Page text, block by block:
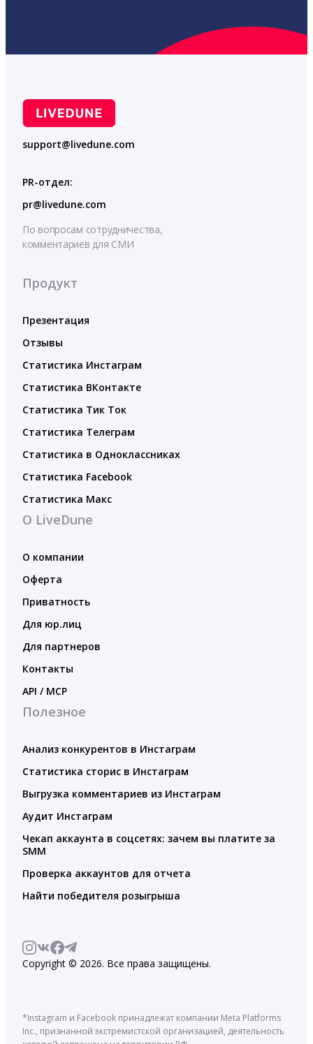
support@livedune.com
PR-отдел:
pr@livedune.com
По вопросам сотрудничества,
комментариев для СМИ
Продукт
Презентация
Отзывы
Статистика Инстаграм
Статистика ВКонтакте
Статистика Тик Ток
Статистика Телеграм
Статистика в Одноклассниках
Статистика Facebook
Статистика Макс
О LiveDune
О компании
Оферта
Приватность
Для юр.лиц
Для партнеров
Контакты
API / MCP
Полезное
Анализ конкурентов в Инстаграм
Статистика сторис в Инстаграм
Выгрузка комментариев из Инстаграм
Аудит Инстаграм
Чекап аккаунта в соцсетях: зачем вы платите за
SMM
Проверка аккаунтов для отчета
Найти победителя розыгрыша
Copyright © 2026. Все права защищены.
*Instagram и Facebook принадлежат компании Meta Platforms
Inc., признанной экстремистской организацией, деятельность